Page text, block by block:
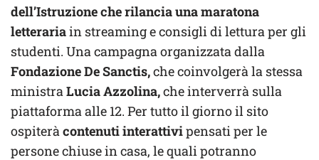
dell’Istruzione che rilancia una maratona
letterariain streaming e consigli di lettura per gli
studenti. Una campagna organizzata dalla
Fondazione De Sanctis,che coinvolgerà la stessa
ministraLucia Azzolina,che interverrà sulla
piattaforma alle 12. Per tutto il giorno il sito
ospiteràcontenuti interattivipensati per le
persone chiuse in casa, le quali potranno